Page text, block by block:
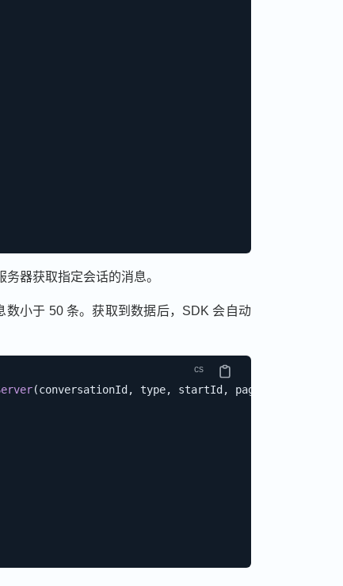
务器获取指定会话的消息。
小于 50 条。获取到数据后，SDK 会自动
(conversationId, type, startId, pageSize